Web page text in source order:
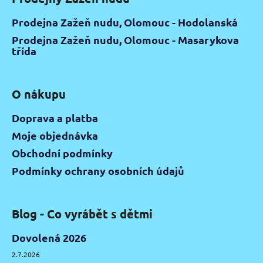
Prodejna Zažeň nudu, Olomouc - Hodolanská
Prodejna Zažeň nudu, Olomouc - Masarykova
třída
O nákupu
Doprava a platba
Moje objednávka
Obchodní podmínky
Podmínky ochrany osobních údajů
Blog - Co vyrábět s dětmi
Dovolená 2026
2.7.2026